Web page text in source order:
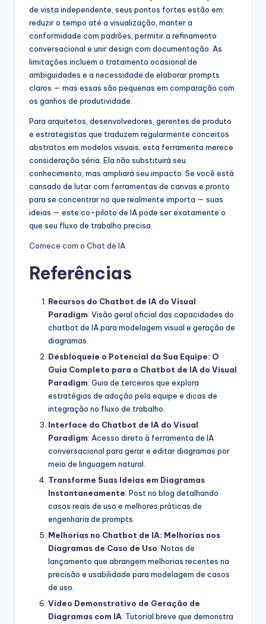
de vista independente, seus pontos fortes estão em:
reduzir o tempo até a visualização, manter a
conformidade com padrões, permitir a refinamento
conversacional e unir design com documentação. As
limitações incluem o tratamento ocasional de
ambiguidades e a necessidade de elaborar prompts
claros — mas essas são pequenas em comparação com
os ganhos de produtividade.
Para arquitetos, desenvolvedores, gerentes de produto
e estrategistas que traduzem regularmente conceitos
abstratos em modelos visuais, esta ferramenta merece
consideração séria. Ela não substituirá seu
conhecimento, mas ampliará seu impacto. Se você está
cansado de lutar com ferramentas de canvas e pronto
para se concentrar no que realmente importa — suas
ideias — este co-piloto de IA pode ser exatamente o
que seu fluxo de trabalho precisa.
Comece com o Chat de IA
Referências
Recursos do Chatbot de IA do Visual
Paradigm: Visão geral oficial das capacidades do
chatbot de IA para modelagem visual e geração de
diagramas.
Desbloqueie o Potencial da Sua Equipe: O
Guia Completo para o Chatbot de IA do Visual
Paradigm: Guia de terceiros que explora
estratégias de adoção pela equipe e dicas de
integração no fluxo de trabalho.
Interface do Chatbot de IA do Visual
Paradigm: Acesso direto à ferramenta de IA
conversacional para gerar e editar diagramas por
meio de linguagem natural.
Transforme Suas Ideias em Diagramas
Instantaneamente: Post no blog detalhando
casos reais de uso e melhores práticas de
engenharia de prompts.
Melhorias no Chatbot de IA: Melhorias nos
Diagramas de Caso de Uso: Notas de
lançamento que abrangem melhorias recentes na
precisão e usabilidade para modelagem de casos
de uso.
Vídeo Demonstrativo de Geração de
Diagramas com IA: Tutorial breve que demonstra